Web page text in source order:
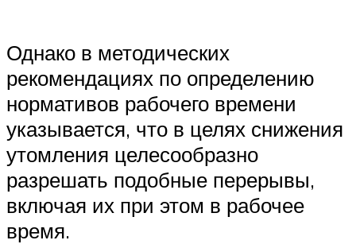
Однако в методических
рекомендациях по определению
нормативов рабочего времени
указывается, что в целях снижения
утомления целесообразно
разрешать подобные перерывы,
включая их при этом в рабочее
время.